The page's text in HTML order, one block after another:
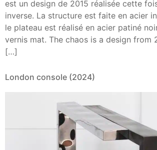
est un design de 2015 réalisée cette
inverse. La structure est faite en acier
le plateau est réalisé en acier patiné
vernis mat. The chaos is a design from
[…]
London console (2024)